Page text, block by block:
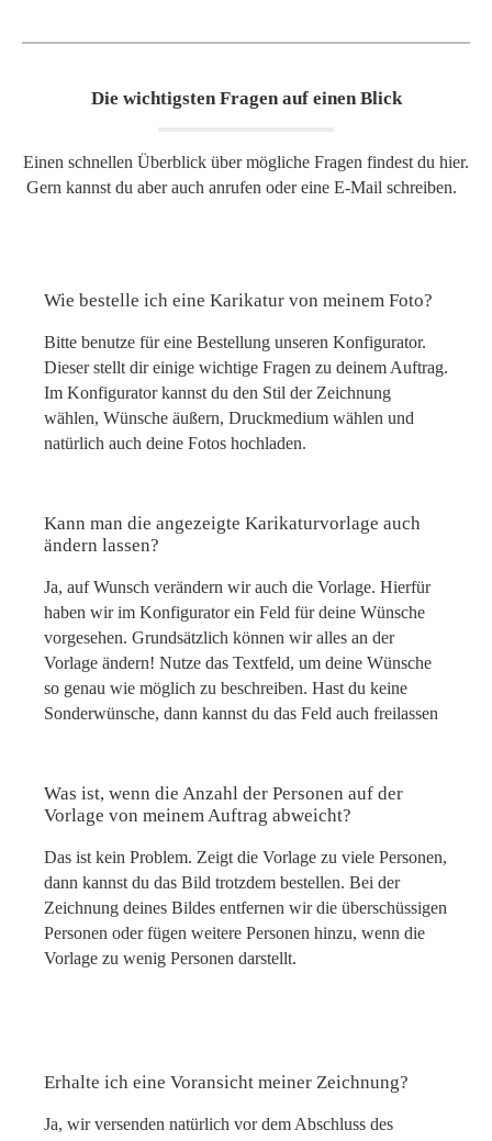
Die wichtigsten Fragen auf einen Blick
Einen schnellen Überblick über mögliche Fragen findest du hier.
Gern kannst du aber auch anrufen oder eine E-Mail schreiben.
Wie bestelle ich eine Karikatur von meinem Foto?
Bitte benutze für eine Bestellung unseren Konfigurator.
Dieser stellt dir einige wichtige Fragen zu deinem Auftrag.
Im Konfigurator kannst du den Stil der Zeichnung
wählen, Wünsche äußern, Druckmedium wählen und
natürlich auch deine Fotos hochladen.
Kann man die angezeigte Karikaturvorlage auch
ändern lassen?
Ja, auf Wunsch verändern wir auch die Vorlage. Hierfür
haben wir im Konfigurator ein Feld für deine Wünsche
vorgesehen. Grundsätzlich können wir alles an der
Vorlage ändern! Nutze das Textfeld, um deine Wünsche
so genau wie möglich zu beschreiben. Hast du keine
Sonderwünsche, dann kannst du das Feld auch freilassen
Was ist, wenn die Anzahl der Personen auf der
Vorlage von meinem Auftrag abweicht?
Das ist kein Problem. Zeigt die Vorlage zu viele Personen,
dann kannst du das Bild trotzdem bestellen. Bei der
Zeichnung deines Bildes entfernen wir die überschüssigen
Personen oder fügen weitere Personen hinzu, wenn die
Vorlage zu wenig Personen darstellt.
Erhalte ich eine Voransicht meiner Zeichnung?
Ja, wir versenden natürlich vor dem Abschluss des